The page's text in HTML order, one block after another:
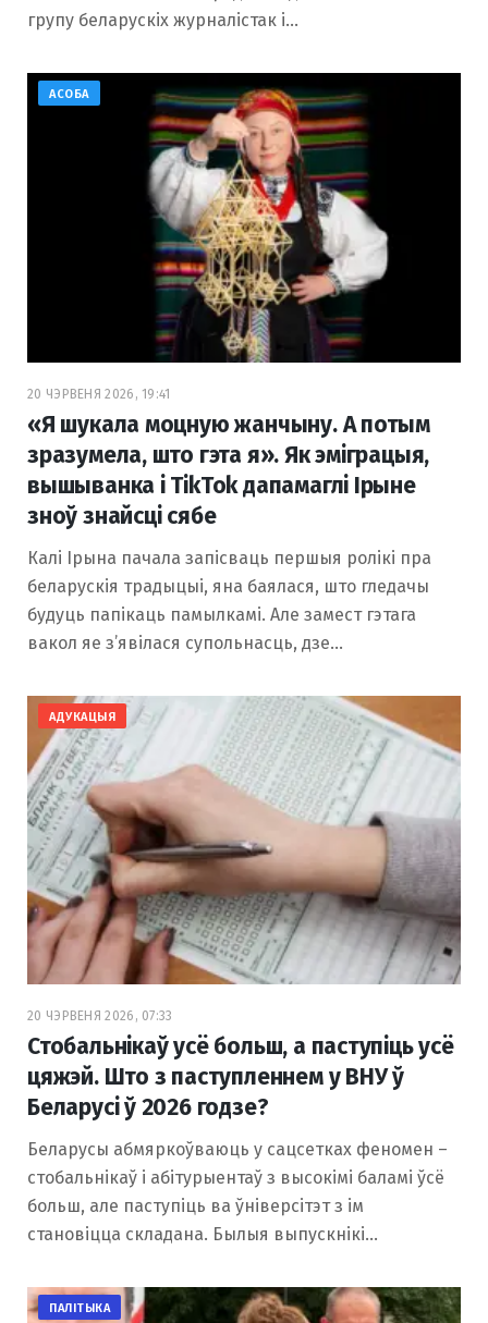
групу беларускіх журналістак і…
АСОБА
20 ЧЭРВЕНЯ 2026, 19:41
«Я шукала моцную жанчыну. А потым
зразумела, што гэта я». Як эміграцыя,
вышыванка і TikTok дапамаглі Ірыне
зноў знайсці сябе
Калі Ірына пачала запісваць першыя ролікі пра
беларускія традыцыі, яна баялася, што гледачы
будуць папікаць памылкамі. Але замест гэтага
вакол яе з’явілася супольнасць, дзе…
АДУКАЦЫЯ
20 ЧЭРВЕНЯ 2026, 07:33
Стобальнікаў усё больш, а паступіць усё
цяжэй. Што з паступленнем у ВНУ ў
Беларусі ў 2026 годзе?
Беларусы абмяркоўваюць у сацсетках феномен –
стобальнікаў і абітурыентаў з высокімі баламі ўсё
больш, але паступіць ва ўніверсітэт з ім
становіцца складана. Былыя выпускнікі…
ПАЛІТЫКА